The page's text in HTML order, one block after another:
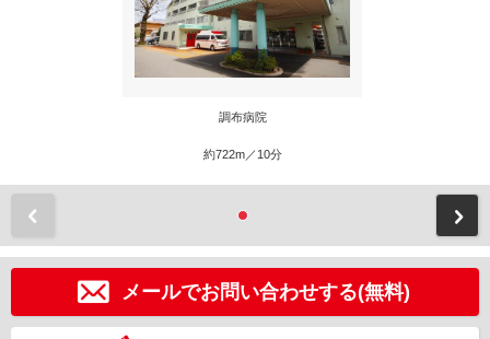
調布病院
約722m／10分
メールでお問い合わせする(無料)